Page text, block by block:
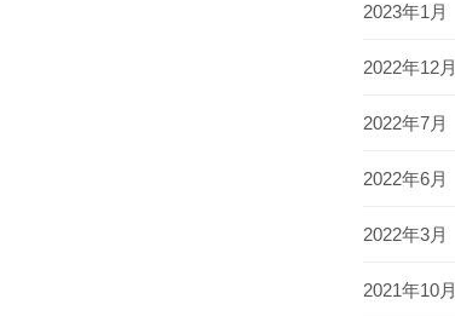
2023年1月
2022年12月
2022年7月
2022年6月
2022年3月
2021年10月